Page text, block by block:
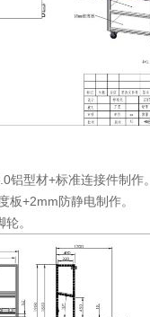
铝型材+标准连接件制作。
板+2mm防静电制作。
。